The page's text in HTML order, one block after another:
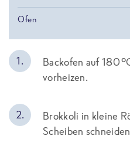
Ofen
Backofen auf 180
vorheizen.
Brokkoli in kleine
Scheiben